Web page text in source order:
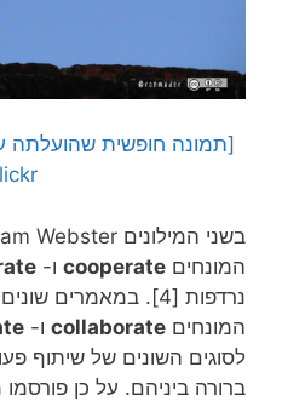
המונחים cooperate ו-
נרדפות [4]. במאמרים
המונחים collaborate ו-
לסוגים השונים של שיתוף
ברורה ביניהם. על כן